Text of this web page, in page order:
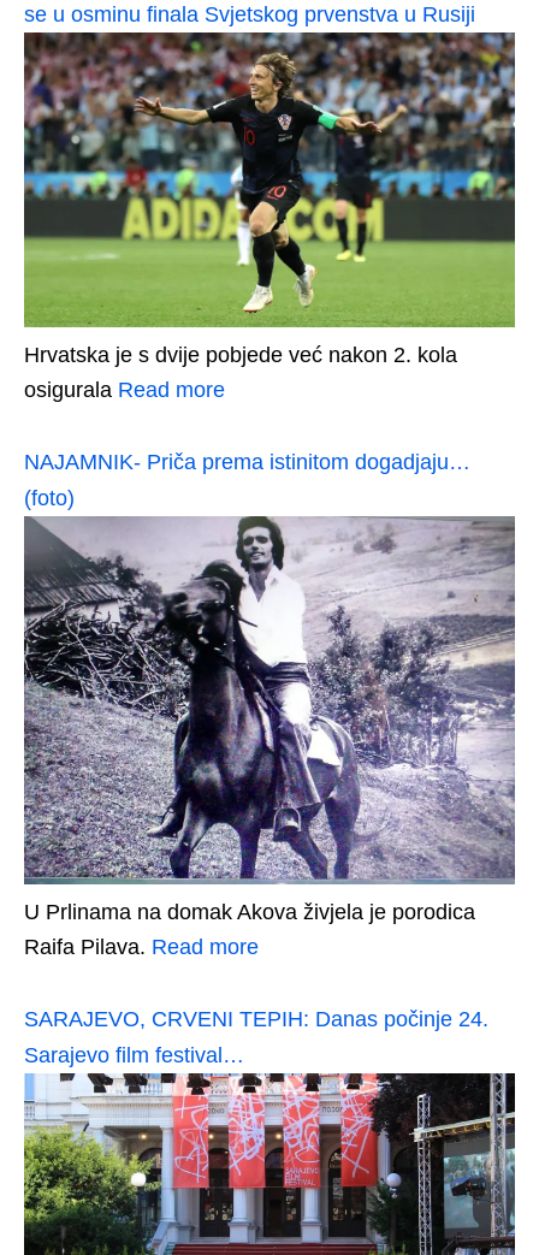
se u osminu finala Svjetskog prvenstva u Rusiji
Hrvatska je s dvije pobjede već nakon 2. kola
osigurala Read more
NAJAMNIK- Priča prema istinitom dogadjaju…
(foto)
U Prlinama na domak Akova živjela je porodica
Raifa Pilava. Read more
SARAJEVO, CRVENI TEPIH: Danas počinje 24.
Sarajevo film festival…